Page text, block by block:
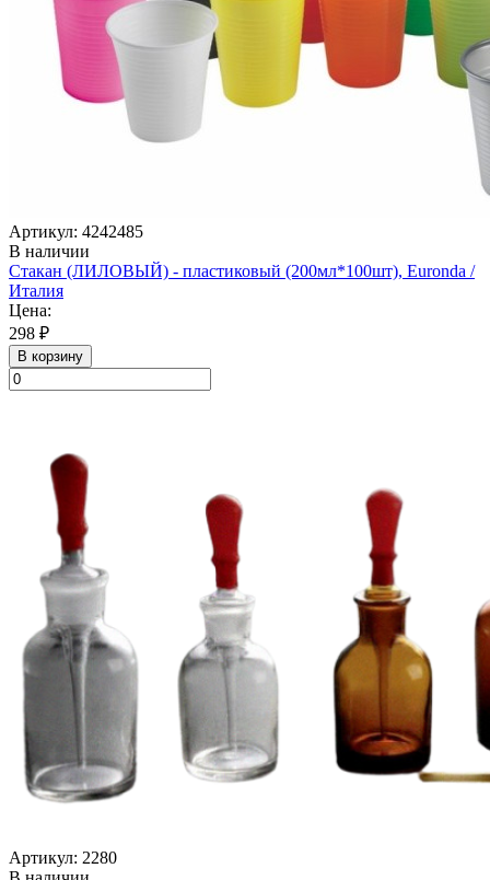
Артикул: 4242485
В наличии
Стакан (ЛИЛОВЫЙ) - пластиковый (200мл*100шт), Euronda /
Италия
Цена:
298 ₽
В корзину
Артикул: 2280